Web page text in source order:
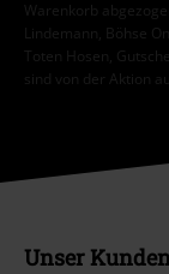
Warenkorb
Lindemann, Böhse
Toten Hosen,
sind von der Aktion
Unser